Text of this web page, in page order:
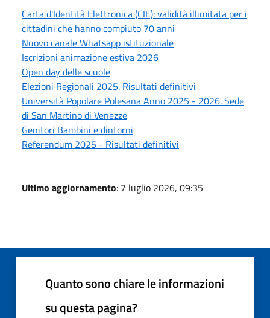
Carta d'Identità Elettronica (CIE): validità illimitata per i
cittadini che hanno compiuto 70 anni
Nuovo canale Whatsapp istituzionale
Iscrizioni animazione estiva 2026
Open day delle scuole
Elezioni Regionali 2025. Risultati definitivi
Università Popolare Polesana Anno 2025 - 2026. Sede
di San Martino di Venezze
Genitori Bambini e dintorni
Referendum 2025 - Risultati definitivi
Ultimo aggiornamento: 7 luglio 2026, 09:35
Quanto sono chiare le informazioni
su questa pagina?